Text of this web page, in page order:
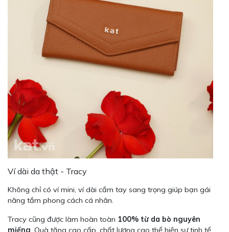
Ví dài da thật - Tracy
Không chỉ có ví mini, ví dài cầm tay sang trọng giúp bạn gái
nâng tầm phong cách cá nhân.
Tracy cũng được làm hoàn toàn 100% từ da bò nguyên
miếng . Quà tặng cao cấp, chất lượng cao thể hiện sự tinh tế